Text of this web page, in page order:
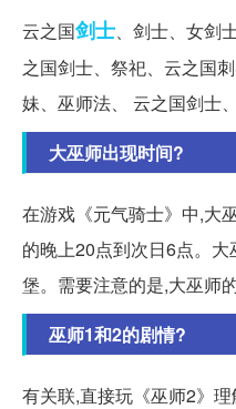
云之国剑士、剑士、女剑
之国剑士、祭祀、云之国
妹、巫师法、 云之国剑士
大巫师出现时间?
在游戏《元气骑士》中,大
的晚上20点到次日6点。
堡。需要注意的是,大巫师
巫师1和2的剧情?
有关联,直接玩《巫师2》